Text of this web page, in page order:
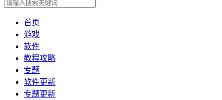
首页
游戏
软件
教程攻略
专题
软件更新
专题更新